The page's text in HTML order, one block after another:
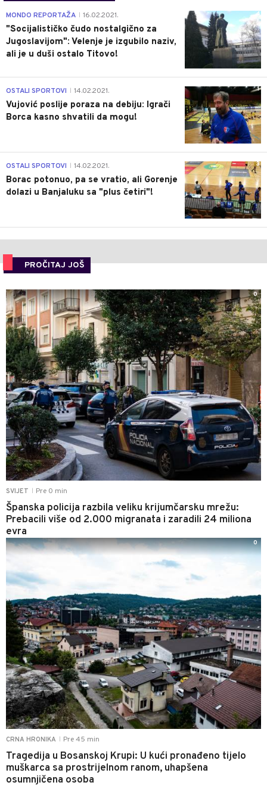
4
MONDO REPORTAŽA 16.02.2021.
"Socijalističko čudo nostalgično za
Jugoslavijom": Velenje je izgubilo naziv,
ali je u duši ostalo Titovo!
1
OSTALI SPORTOVI 14.02.2021.
Vujović poslije poraza na debiju: Igrači
Borca kasno shvatili da mogu!
3
OSTALI SPORTOVI 14.02.2021.
Borac potonuo, pa se vratio, ali Gorenje
dolazi u Banjaluku sa "plus četiri"!
PROČITAJ JOŠ
SVIJET Pre 0 min
Španska policija razbila veliku krijumčarsku mrežu:
Prebacili više od 2.000 migranata i zaradili 24 miliona
evra
0
CRNA HRONIKA Pre 45 min
Tragedija u Bosanskoj Krupi: U kući pronađeno tijelo
muškarca sa prostrijelnom ranom, uhapšena
osumnjičena osoba
0